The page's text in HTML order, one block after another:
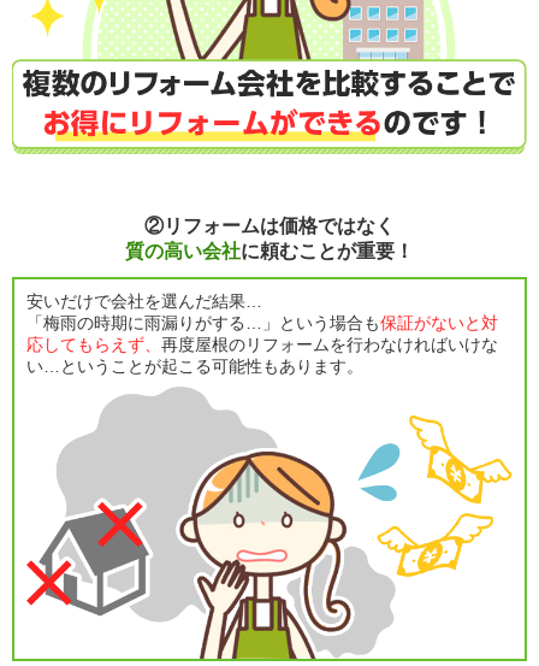
②リフォームは価格ではなく
質の高い会社に頼むことが重要！
安いだけで会社を選んだ結果…
「梅雨の時期に雨漏りがする…」という場合も保証がないと対
応してもらえず、 再度屋根のリフォームを行わなければいけな
い…ということが起こる可能性もあります。